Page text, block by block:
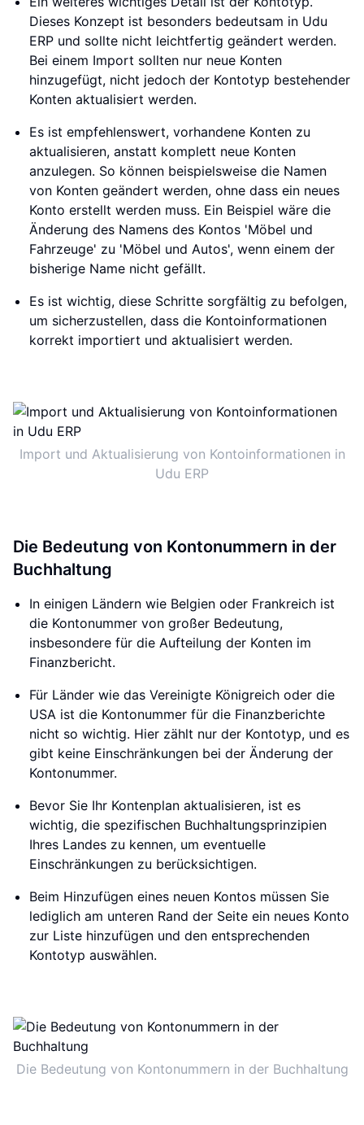
Dieses Konzept ist besonders bedeutsam in Udu
ERP und sollte nicht leichtfertig geändert werden.
Bei einem Import sollten nur neue Konten
hinzugefügt, nicht jedoch der Kontotyp bestehender
Konten aktualisiert werden.
Es ist empfehlenswert, vorhandene Konten zu
aktualisieren, anstatt komplett neue Konten
anzulegen. So können beispielsweise die Namen
von Konten geändert werden, ohne dass ein neues
Konto erstellt werden muss. Ein Beispiel wäre die
Änderung des Namens des Kontos 'Möbel und
Fahrzeuge' zu 'Möbel und Autos', wenn einem der
bisherige Name nicht gefällt.
Es ist wichtig, diese Schritte sorgfältig zu befolgen,
um sicherzustellen, dass die Kontoinformationen
korrekt importiert und aktualisiert werden.
Import und Aktualisierung von Kontoinformationen in
Udu ERP
Die Bedeutung von Kontonummern in der
Buchhaltung
In einigen Ländern wie Belgien oder Frankreich ist
die Kontonummer von großer Bedeutung,
insbesondere für die Aufteilung der Konten im
Finanzbericht.
Für Länder wie das Vereinigte Königreich oder die
USA ist die Kontonummer für die Finanzberichte
nicht so wichtig. Hier zählt nur der Kontotyp, und es
gibt keine Einschränkungen bei der Änderung der
Kontonummer.
Bevor Sie Ihr Kontenplan aktualisieren, ist es
wichtig, die spezifischen Buchhaltungsprinzipien
Ihres Landes zu kennen, um eventuelle
Einschränkungen zu berücksichtigen.
Beim Hinzufügen eines neuen Kontos müssen Sie
lediglich am unteren Rand der Seite ein neues Konto
zur Liste hinzufügen und den entsprechenden
Kontotyp auswählen.
Die Bedeutung von Kontonummern in der Buchhaltung